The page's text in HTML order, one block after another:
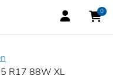
0
R17 88W XL